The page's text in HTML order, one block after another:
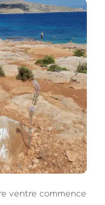
ventre commence